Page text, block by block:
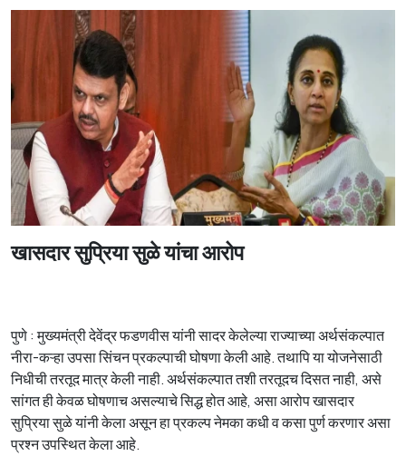
खासदार सुप्रिया सुळे यांचा आरोप
पुणे : मुख्यमंत्री देवेंद्र फडणवीस यांनी सादर केलेल्या राज्याच्या अर्थसंकल्पात
नीरा-कऱ्हा उपसा सिंचन प्रकल्पाची घोषणा केली आहे. तथापि या योजनेसाठी
निधीची तरतूद मात्र केली नाही. अर्थसंकल्पात तशी तरतूदच दिसत नाही, असे
सांगत ही केवळ घोषणाच असल्याचे सिद्ध होत आहे, असा आरोप खासदार
सुप्रिया सुळे यांनी केला असून हा प्रकल्प नेमका कधी व कसा पुर्ण करणार असा
प्रश्न उपस्थित केला आहे.